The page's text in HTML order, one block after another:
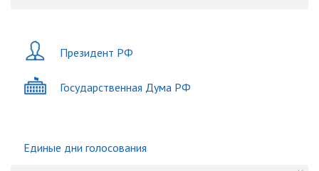
Президент РФ
Государственная Дума РФ
Единые дни голосования